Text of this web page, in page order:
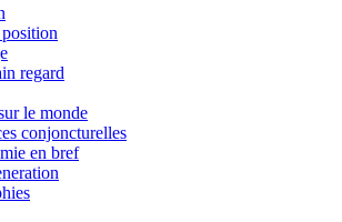
regard
le monde
conjoncturelles
en bref